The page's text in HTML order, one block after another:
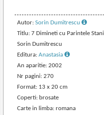
Autor:Sorin Dumitrescu
Titlu: 7 Dimineti cu Parintele
Sorin Dumitrescu
Editura:Anastasia
An aparitie: 2002
Nr pagini: 270
Format: 13 x 20 cm
Coperti: brosate
Carte in limba: romana